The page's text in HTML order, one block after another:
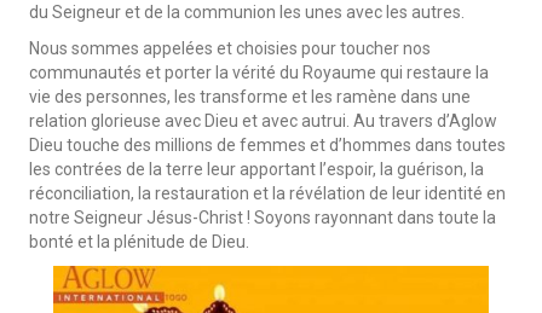
du Seigneur et de la communion les unes avec les autres.
Nous sommes appelées et choisies pour toucher nos
communautés et porter la vérité du Royaume qui restaure la
vie des personnes, les transforme et les ramène dans une
relation glorieuse avec Dieu et avec autrui. Au travers d’Aglow
Dieu touche des millions de femmes et d’hommes dans toutes
les contrées de la terre leur apportant l’espoir, la guérison, la
réconciliation, la restauration et la révélation de leur identité en
notre Seigneur Jésus-Christ ! Soyons rayonnant dans toute la
bonté et la plénitude de Dieu.